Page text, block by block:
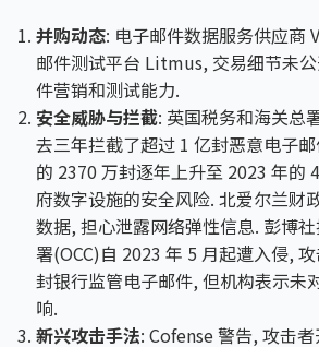
并购动态: 电子邮件数据服务供应商
邮件测试平台 Litmus, 交易细节未
件营销和测试能力.
安全威胁与拦截: 英国税务和海关总
去三年拦截了超过 1 亿封恶意电子
的 2370 万封逐年上升至 2023 年的
府数字设施的安全风险. 北爱尔兰财
数据, 担心泄露网络弹性信息. 彭博
署(OCC)自 2023 年 5 月起遭入侵,
封银行监管电子邮件, 但机构表示未
响.
新兴攻击手法: Cofense 警告, 攻击